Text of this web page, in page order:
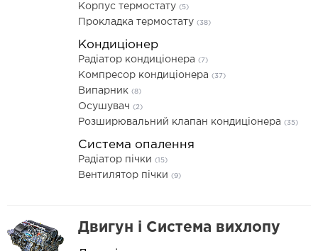
Корпус термостату (5)
Прокладка термостату (38)
Кондиціонер
Радіатор кондиціонера (7)
Компресор кондиціонера (37)
Випарник (8)
Осушувач (2)
Розширювальний клапан кондиціонера (35)
Система опалення
Радіатор пічки (15)
Вентилятор пічки (9)
Двигун і Система вихлопу